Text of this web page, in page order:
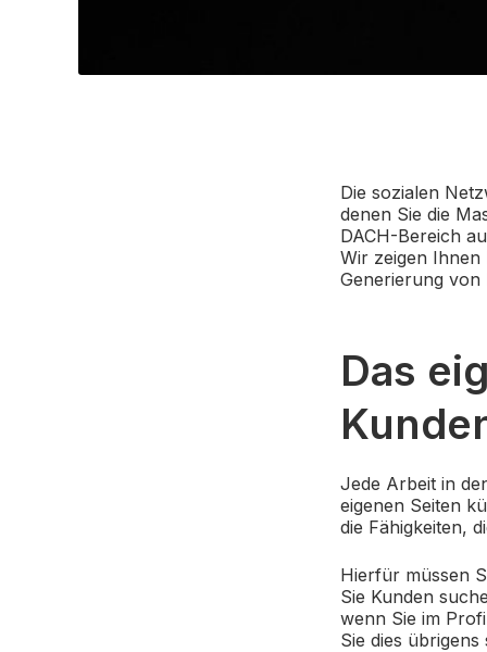
Die sozialen
denen Sie die
DACH-Bereich
Wir zeigen Ihnen
Generierung von
Das
Jede Arbeit in
eigenen Seiten
die Fähigkeiten,
Hierfür müssen
Sie Kunden
wenn Sie im
Sie dies